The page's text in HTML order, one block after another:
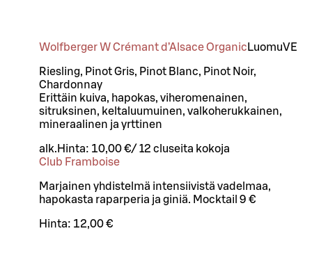
Wolfberger W Crémant d’Alsace Organic LuomuVE
Riesling, Pinot Gris, Pinot Blanc, Pinot Noir,
Chardonnay
Erittäin kuiva, hapokas, viheromenainen,
sitruksinen, keltaluumuinen, valkoherukkainen,
mineraalinen ja yrttinen
alk. Hinta: 10,00 €/ 12 cl useita kokoja
Club Framboise
Marjainen yhdistelmä intensiivistä vadelmaa,
hapokasta raparperia ja giniä. Mocktail 9 €
Hinta: 12,00 €